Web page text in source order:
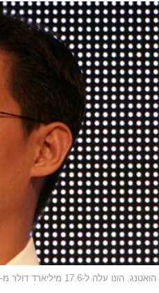
הונו עלה ל-17.6 מיליארד דולר מ-14.4 מיליארד דולר.